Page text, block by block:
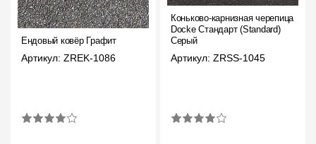
Ендовый ковёр Графит
Артикул: ZREK-1086
Коньково-карнизная черепица
Docke Стандарт (Standard)
Серый
Артикул: ZRSS-1045